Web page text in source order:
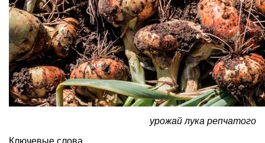
урожай лука репчатого